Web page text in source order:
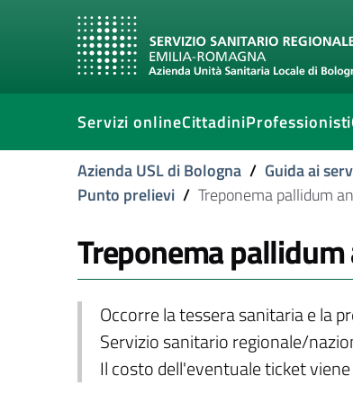
Servizi onlineCittadiniProfessionisti
Azienda USL di Bologna / Guida ai
Punto prelievi / Treponema pallidum
Treponema
Occorre la tessera sanitaria e la
Servizio sanitario regionale/
Il costo dell'eventuale ticket